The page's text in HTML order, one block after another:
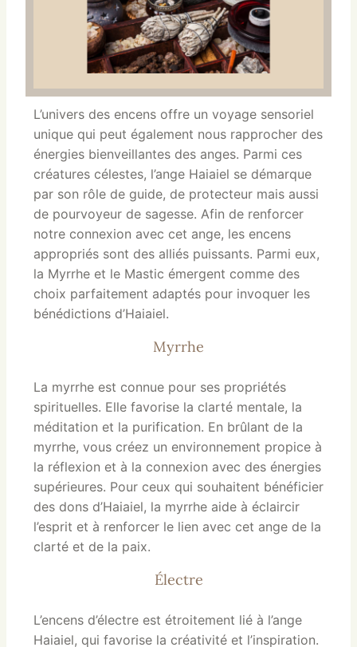
L’univers des encens offre un voyage sensoriel
unique qui peut également nous rapprocher des
énergies bienveillantes des anges. Parmi ces
créatures célestes, l’ange Haiaiel se démarque
par son rôle de guide, de protecteur mais aussi
de pourvoyeur de sagesse. Afin de renforcer
notre connexion avec cet ange, les encens
appropriés sont des alliés puissants. Parmi eux,
la Myrrhe et le Mastic émergent comme des
choix parfaitement adaptés pour invoquer les
bénédictions d’Haiaiel.
Myrrhe
La myrrhe est connue pour ses propriétés
spirituelles. Elle favorise la clarté mentale, la
méditation et la purification. En brûlant de la
myrrhe, vous créez un environnement propice à
la réflexion et à la connexion avec des énergies
supérieures. Pour ceux qui souhaitent bénéficier
des dons d’Haiaiel, la myrrhe aide à éclaircir
l’esprit et à renforcer le lien avec cet ange de la
clarté et de la paix.
Électre
L’encens d’électre est étroitement lié à l’ange
Haiaiel, qui favorise la créativité et l’inspiration.